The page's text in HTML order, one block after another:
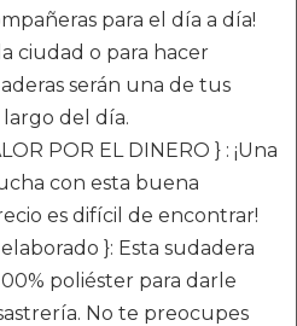
para el día a día!
ciudad o para hacer
serán una de tus
largo del día.
POR EL DINERO } : ¡Una
con esta buena
es difícil de encontrar!
}: Esta sudadera
poliéster para darle
No te preocupes